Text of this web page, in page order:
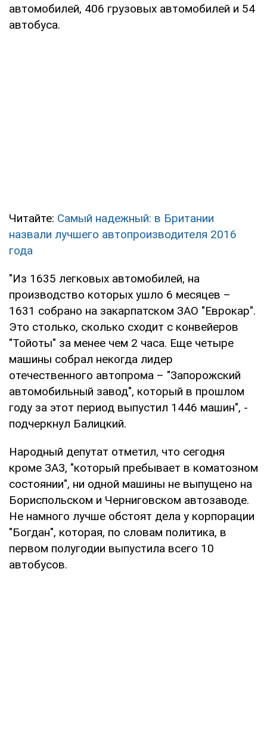
автомобилей, 406 грузовых автомобилей и 54
автобуса.
Читайте: Самый надежный: в Британии
назвали лучшего автопроизводителя 2016
года
"Из 1635 легковых автомобилей, на
производство которых ушло 6 месяцев –
1631 собрано на закарпатском ЗАО "Еврокар".
Это столько, сколько сходит с конвейеров
"Тойоты" за менее чем 2 часа. Еще четыре
машины собрал некогда лидер
отечественного автопрома – "Запорожский
автомобильный завод", который в прошлом
году за этот период выпустил 1446 машин", -
подчеркнул Балицкий.
Народный депутат отметил, что сегодня
кроме ЗАЗ, "который пребывает в коматозном
состоянии", ни одной машины не выпущено на
Бориспольском и Черниговском автозаводе.
Не намного лучше обстоят дела у корпорации
"Богдан", которая, по словам политика, в
первом полугодии выпустила всего 10
автобусов.